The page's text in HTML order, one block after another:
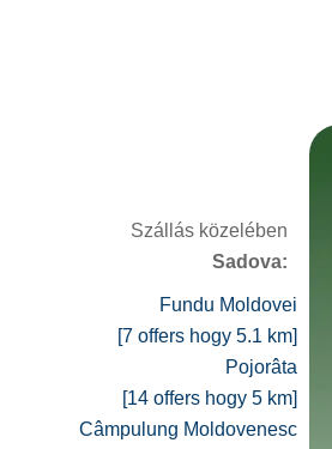
Szállás közelében
Sadova:
Fundu Moldovei
[7 offers hogy 5.1 km]
Pojorâta
[14 offers hogy 5 km]
Câmpulung Moldovenesc